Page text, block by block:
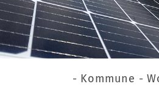
- Kommune -